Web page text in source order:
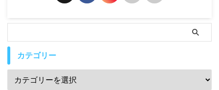
カテゴリー